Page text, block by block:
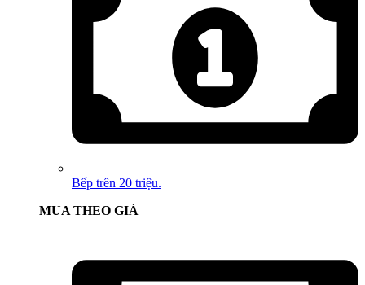
Bếp trên 20 triệu.
MUA THEO GIÁ